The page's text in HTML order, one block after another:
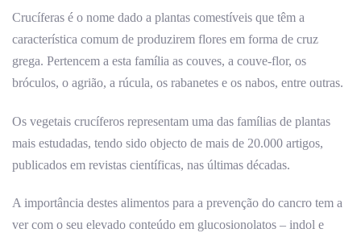
Crucíferas é o nome dado a plantas comestíveis que têm a
característica comum de produzirem flores em forma de cruz
grega. Pertencem a esta família as couves, a couve-flor, os
bróculos, o agrião, a rúcula, os rabanetes e os nabos, entre outras.
Os vegetais crucíferos representam uma das famílias de plantas
mais estudadas, tendo sido objecto de mais de 20.000 artigos,
publicados em revistas científicas, nas últimas décadas.
A importância destes alimentos para a prevenção do cancro tem a
ver com o seu elevado conteúdo em glucosionolatos – indol e